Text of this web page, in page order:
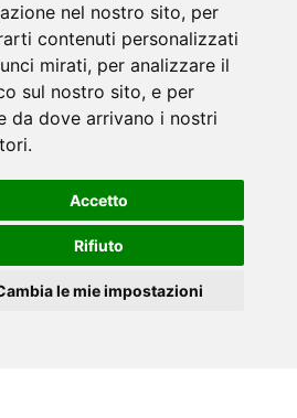
nel nostro sito, per
contenuti personalizzati
mirati, per analizzare il
sul nostro sito, e per
da dove arrivano i nostri
Accetto
Rifiuto
le mie impostazioni
illustrations in this website,
or cookies, are of the author
are licensed through
required).
the website is powered by
by